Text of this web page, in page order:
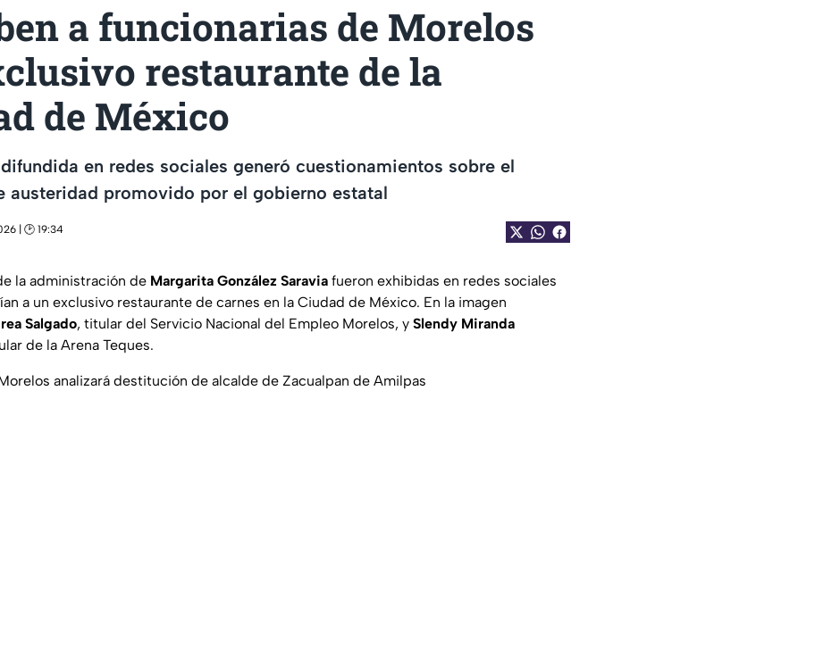
a funcionarias de Morelos
restaurante de la
de México
en redes sociales generó cuestionamientos sobre el
austeridad promovido por el gobierno estatal
| 🕑 19:34
la administración de Margarita González Saravia fueron exhibidas en redes sociales
a un exclusivo restaurante de carnes en la Ciudad de México. En la imagen
Salgado, titular del Servicio Nacional del Empleo Morelos, y Slendy Miranda
de la Arena Teques.
analizará destitución de alcalde de Zacualpan de Amilpas